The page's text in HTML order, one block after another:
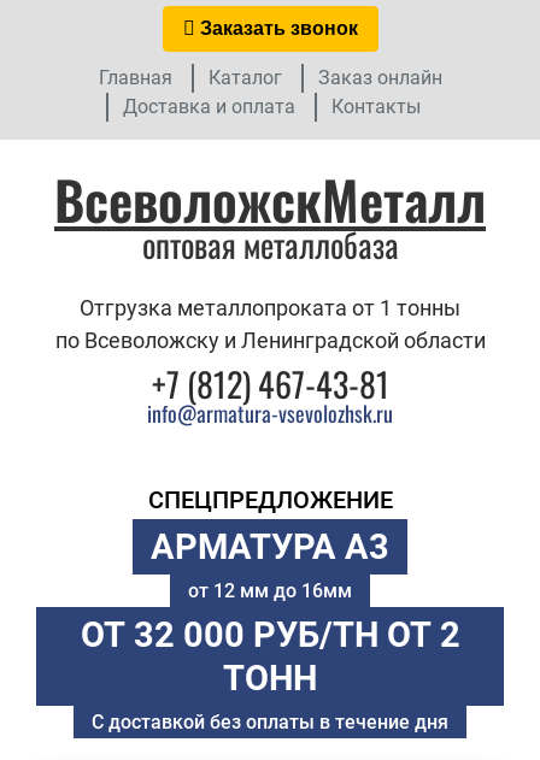
Заказать звонок
Главная Каталог
Заказ онлайн
Доставка и оплата
Контакты
ВсеволожскМеталл
оптовая металлобаза
Отгрузка металлопроката от 1 тонны
по Всеволожску и Ленинградской области
+7 (812) 467-43-81
info@armatura-vsevolozhsk.ru
СПЕЦПРЕДЛОЖЕНИЕ
АРМАТУРА А3
от 12 мм до 16мм
ОТ 32 000 РУБ/ТН ОТ 2
ТОНН
С доставкой без оплаты в течение дня